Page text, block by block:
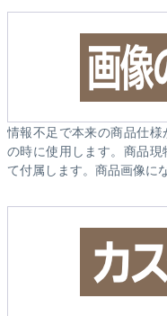
情報不足で本来の商品仕
の時に使用します。商品
て付属します。商品画像に